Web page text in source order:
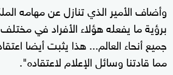
وأضاف الأمير الذي تنازل عن مهامه
برؤية ما يفعله هؤلاء الأفراد في مختلف
جميع أنحاء العالم... هذا يثبت أيضا
مما قادتنا وسائل الإعلام لاعتقاده".